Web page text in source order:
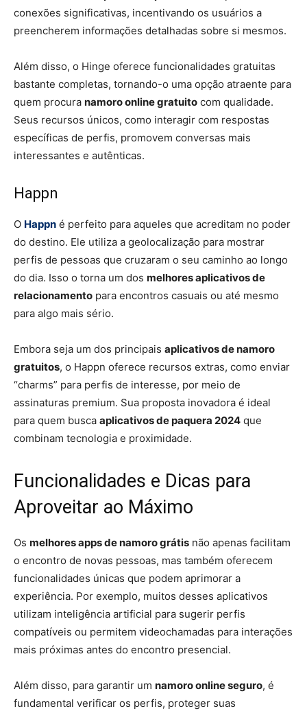
conexões significativas, incentivando os usuários a
preencherem informações detalhadas sobre si mesmos.
Além disso, o Hinge oferece funcionalidades gratuitas
bastante completas, tornando-o uma opção atraente para
quem procura namoro online gratuito com qualidade.
Seus recursos únicos, como interagir com respostas
específicas de perfis, promovem conversas mais
interessantes e autênticas.
Happn
O Happn é perfeito para aqueles que acreditam no poder
do destino. Ele utiliza a geolocalização para mostrar
perfis de pessoas que cruzaram o seu caminho ao longo
do dia. Isso o torna um dos melhores aplicativos de
relacionamento para encontros casuais ou até mesmo
para algo mais sério.
Embora seja um dos principais aplicativos de namoro
gratuitos, o Happn oferece recursos extras, como enviar
“charms” para perfis de interesse, por meio de
assinaturas premium. Sua proposta inovadora é ideal
para quem busca aplicativos de paquera 2024 que
combinam tecnologia e proximidade.
Funcionalidades e Dicas para
Aproveitar ao Máximo
Os melhores apps de namoro grátis não apenas facilitam
o encontro de novas pessoas, mas também oferecem
funcionalidades únicas que podem aprimorar a
experiência. Por exemplo, muitos desses aplicativos
utilizam inteligência artificial para sugerir perfis
compatíveis ou permitem videochamadas para interações
mais próximas antes do encontro presencial.
Além disso, para garantir um namoro online seguro, é
fundamental verificar os perfis, proteger suas